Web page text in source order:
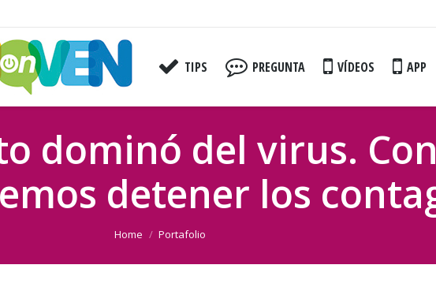
TIPS PREGUNTA VÍDEOS APP
dominó del virus.
detener los
Home Portafolio